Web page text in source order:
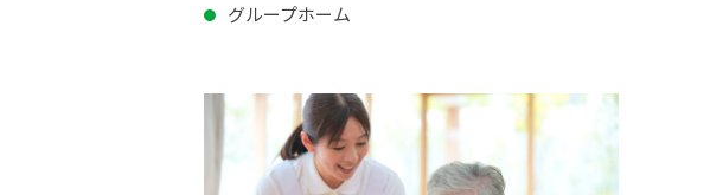
グループホーム